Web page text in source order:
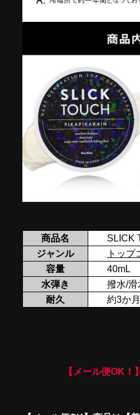
商品名
SLICK
ジャンル
トップ
容量
40mL
水弾き
撥水/滑
耐久
約3か月
【メール便OK！